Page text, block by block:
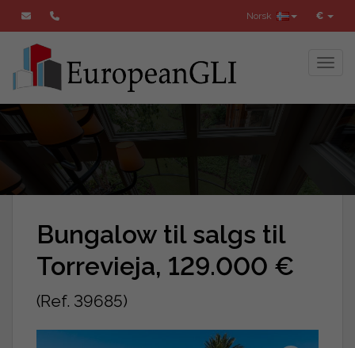
€
Norsk
Bungalow til salgs til
Torrevieja, 129.000 €
(Ref. 39685)